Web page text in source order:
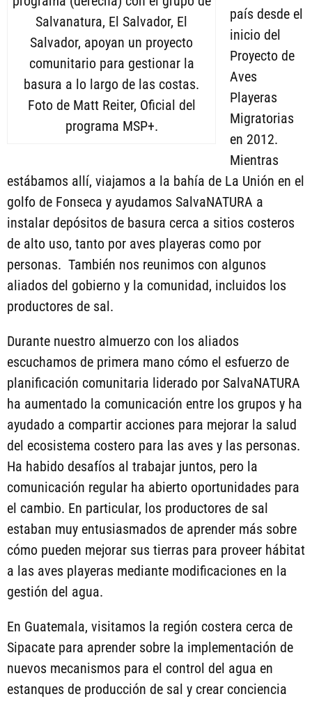
Salvanatura, El Salvador, El
Salvador, apoyan un proyecto
comunitario para gestionar la
basura a lo largo de las costas.
Foto de Matt Reiter, Oficial del
programa MSP+.
país desde el
inicio del
Proyecto de
Aves
Playeras
Migratorias
en 2012.
Mientras
estábamos allí, viajamos a la bahía de La Unión en el
golfo de Fonseca y ayudamos SalvaNATURA a
instalar depósitos de basura cerca a sitios costeros
de alto uso, tanto por aves playeras como por
personas. También nos reunimos con algunos
aliados del gobierno y la comunidad, incluidos los
productores de sal.
Durante nuestro almuerzo con los aliados
escuchamos de primera mano cómo el esfuerzo de
planificación comunitaria liderado por SalvaNATURA
ha aumentado la comunicación entre los grupos y ha
ayudado a compartir acciones para mejorar la salud
del ecosistema costero para las aves y las personas.
Ha habido desafíos al trabajar juntos, pero la
comunicación regular ha abierto oportunidades para
el cambio. En particular, los productores de sal
estaban muy entusiasmados de aprender más sobre
cómo pueden mejorar sus tierras para proveer hábitat
a las aves playeras mediante modificaciones en la
gestión del agua.
En Guatemala, visitamos la región costera cerca de
Sipacate para aprender sobre la implementación de
nuevos mecanismos para el control del agua en
estanques de producción de sal y crear conciencia